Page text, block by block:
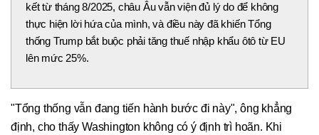
kết từ tháng 8/2025, châu Âu vẫn viện đủ lý do để không
thực hiện lời hứa của mình, và điều này đã khiến Tổng
thống Trump bắt buộc phải tăng thuế nhập khẩu ôtô từ EU
lên mức 25%.
"Tổng thống vẫn đang tiến hành bước đi này", ông khẳng
định, cho thấy Washington không có ý định trì hoãn. Khi